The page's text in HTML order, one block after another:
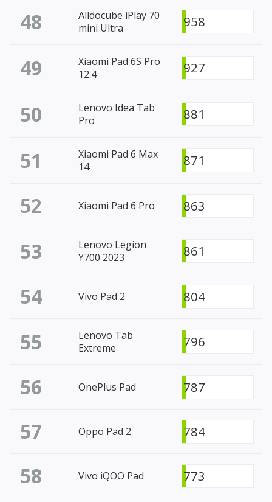
48
Alldocube iPlay 70
mini Ultra
958
49
Xiaomi Pad 6S Pro
12.4
927
50
Lenovo Idea Tab
Pro
881
51
Xiaomi Pad 6 Max
14
871
52 Xiaomi Pad 6 Pro 863
53
Lenovo Legion
Y700 2023
861
54 Vivo Pad 2 804
55
Lenovo Tab
Extreme
796
56 OnePlus Pad 787
57 Oppo Pad 2 784
58 Vivo iQOO Pad 773